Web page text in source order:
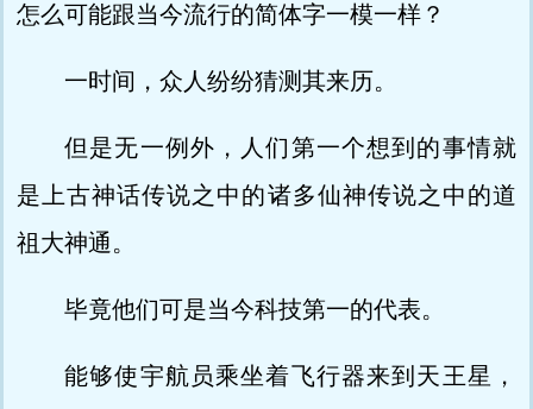
怎么可能跟当今流行的简体字一模一样？
一时间，众人纷纷猜测其来历。
但是无一例外，人们第一个想到的事情就
是上古神话传说之中的诸多仙神传说之中的道
祖大神通。
毕竟他们可是当今科技第一的代表。
能够使宇航员乘坐着飞行器来到天王星，